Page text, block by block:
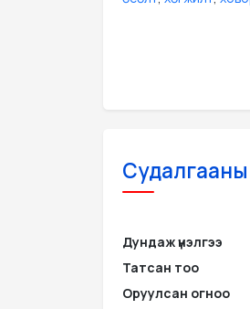
Дундаж үнэлгээ
Татсан тоо
Оруулсан огноо